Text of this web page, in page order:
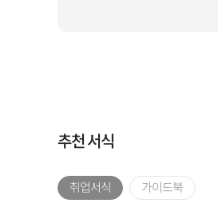
추천 서식
취업서식 가이드북